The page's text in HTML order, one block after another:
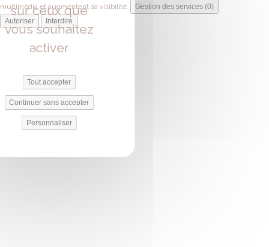
multimédia et augmentent sa visibilité.
Gestion des services (0)
Autoriser
Interdire
sur ceux que
vous souhaitez
activer
Tout accepter
Continuer sans accepter
Personnaliser